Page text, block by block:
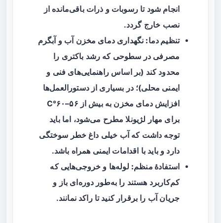
انجام شود تا رسوبات و ذرات باقی‌مانده از
نصب خارج گردد.
تنظیم دما: نگهداری دمای مخزن آب و آبگرم
مصرفی در سطوحی که رشد باکتری را
محدود کند (بر اساس راهنمایی‌های فنی و
ایمنی محلی)؛ در بسیاری از دستورالعمل‌ها
افزایش دمای مخزن به بیش از ۵۶–۶۰°C
برای مهار لژیونلا مطرح می‌شود، اما باید
توجه داشت که آب خیلی داغ خطر سوختگی
دارد و باید با اقدامات ایمنی همراه باشد.
استفادهٔ منظم: لوله‌ها و خروجی‌هایی که
کم‌کاربرد هستند را به‌طور دوره‌ای باز و
جریان آب را برقرار کنید تا راکد نمانند.